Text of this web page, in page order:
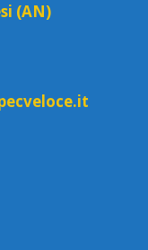
(AN)